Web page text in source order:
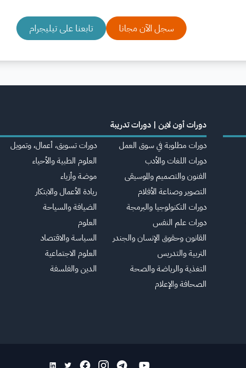
سجل الآن مجانا تابعنا على تيليجرام
دورات أون لاين | دورات تدريبة
دورات مطلوبة في سوق العمل
دورات اللغات والأدب
الفنون والتصميم والموسيقى
التصوير وصناعة الأفلام
دورات التكنولوجيا والبرمجة
دورات علم النفس
القانون وحقوق الإنسان والجندر
التربية والتدريس
التغذية والرياضة والصحة
الصحافة والإعلام
دورات تسويق، أعمال، وتمويل
العلوم الطبية والأحياء
موضة وأزياء
ريادة الأعمال والابتكار
الضيافة والسياحة
العلوم
السياسة والاقتصاد
العلوم الاجتماعية
الدين والفلسفة